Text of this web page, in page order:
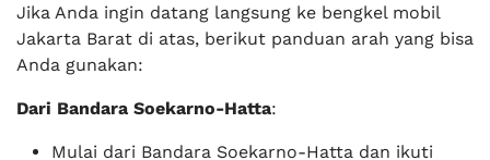
Jika Anda ingin datang langsung ke bengkel mobil
Jakarta Barat di atas, berikut panduan arah yang bisa
Anda gunakan:
Dari Bandara Soekarno-Hatta:
Mulai dari Bandara Soekarno-Hatta dan ikuti